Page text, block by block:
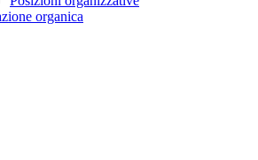
organica